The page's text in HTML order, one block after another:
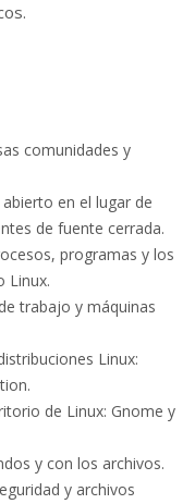
comunidades y
en el lugar de
de fuente cerrada.
programas y los
Linux.
trabajo y máquinas
Linux:
de Linux: Gnome y
y con los archivos.
y archivos